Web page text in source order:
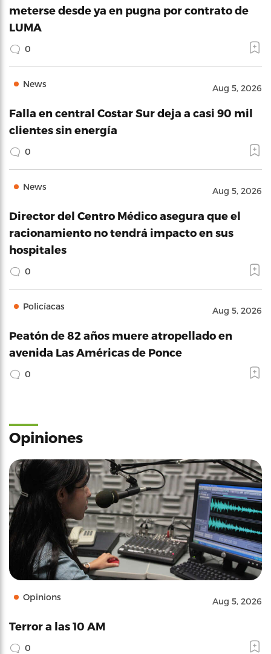
meterse desde ya en pugna por contrato de
LUMA
0
News Aug 5, 2026
Falla en central Costar Sur deja a casi 90 mil
clientes sin energía
0
News Aug 5, 2026
Director del Centro Médico asegura que el
racionamiento no tendrá impacto en sus
hospitales
0
Policíacas Aug 5, 2026
Peatón de 82 años muere atropellado en
avenida Las Américas de Ponce
0
Opiniones
Opinions Aug 5, 2026
Terror a las 10 AM
0